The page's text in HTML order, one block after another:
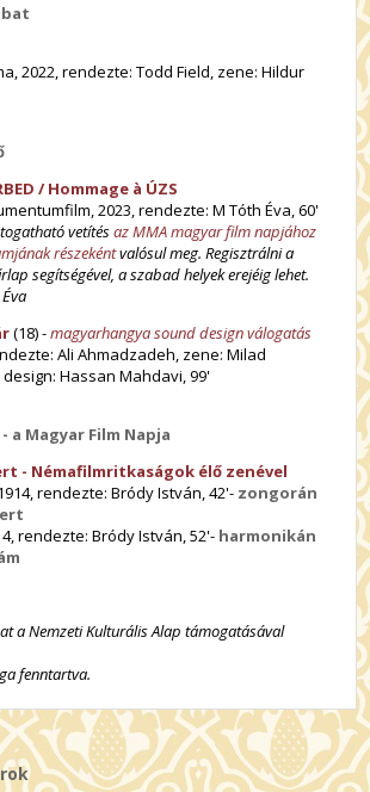
2022, rendezte: Todd Field, zene: Hildur
/ Hommage à ÚZS
2023, rendezte: M Tóth Éva, 60'
vetítésaz MMA magyar film napjához
részekéntvalósul meg.Regisztrálni a
segítségével, a szabad helyek erejéig lehet.
(18) -magyarhangya sound design válogatás
Ali Ahmadzadeh, zene: Milad
Hassan Mahdavi, 99'
a Magyar Film Napja
- Némafilmritkaságok élő zenével
rendezte: Bródy István, 42'- zongorán
rendezte: Bródy István, 52'- harmonikán
a Nemzeti Kulturális Alap támogatásával
fenntartva.